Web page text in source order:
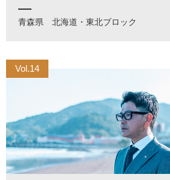
青森県 北海道・東北ブロック
Vol.14